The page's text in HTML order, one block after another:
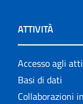
ATTIVITÀ
Accesso agli atti
Basi di dati
Collaborazioni